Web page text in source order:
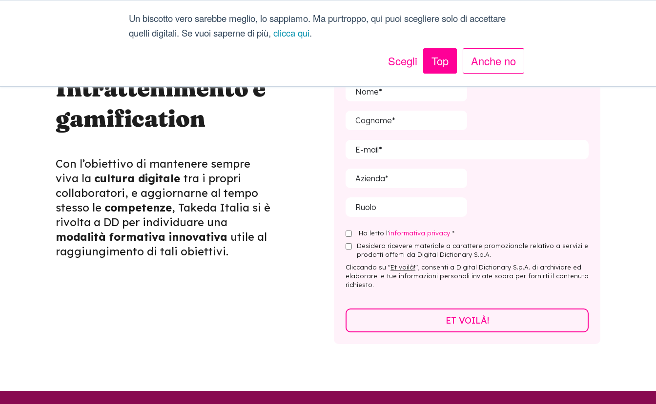
Un biscotto vero sarebbe meglio, lo sappiamo. Ma purtroppo, qui puoi scegliere solo di accettare
quelli digitali. Se vuoi saperne di più, clicca qui.
Scegli Top Anche no
Intrattenimento e
gamification
Con l’obiettivo di mantenere sempre
viva la cultura digitale tra i propri
collaboratori, e aggiornarne al tempo
stesso le competenze, Takeda Italia si è
rivolta a DD per individuare una
modalità formativa innovativa utile al
raggiungimento di tali obiettivi.
Ho letto l'informativa privacy *
Desidero ricevere materiale a carattere promozionale relativo a servizi e
prodotti offerti da Digital Dictionary S.p.A.
Cliccando su "Et voilà!", consenti a Digital Dictionary S.p.A. di archiviare ed
elaborare le tue informazioni personali inviate sopra per fornirti il ​​contenuto
richiesto.